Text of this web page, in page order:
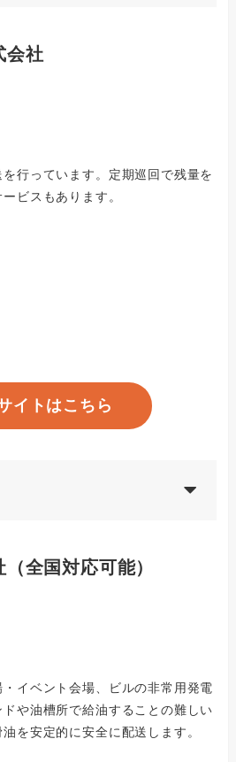
会社
行っています。定期巡回で残量を
ビスもあります。
イトはこちら
（全国対応可能）
イベント会場、ビルの非常用発電
や油槽所で給油することの難しい
を安定的に安全に配送します。